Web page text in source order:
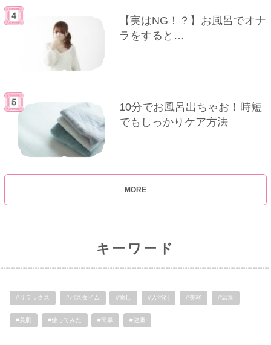
【実はNG！？】お風呂でオナ
ラをすると…
10分でお風呂出ちゃお！時短
でもしっかりケア方法
MORE
キーワード
#リラックス #バスタイム #癒し #入浴剤 #美容 #温泉
#美肌 #使ってみた #簡単 #健康